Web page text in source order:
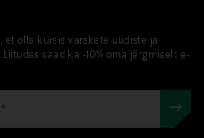
et olla kursis värskete uudiste ja
saad ka -10% oma järgmiselt e-